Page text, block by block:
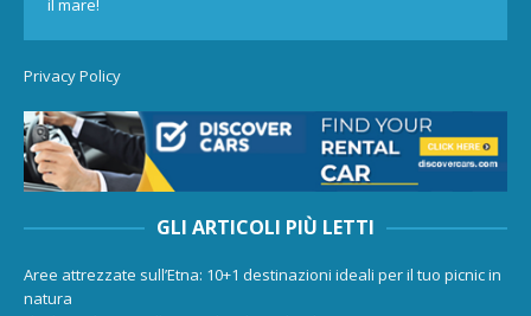
il mare!
Privacy Policy
GLI ARTICOLI PIÙ LETTI
Aree attrezzate sull’Etna: 10+1 destinazioni ideali per il tuo picnic in
natura